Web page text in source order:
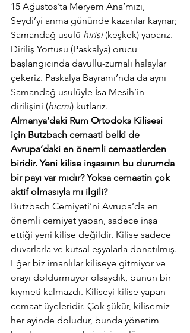
15 Ağustos’ta Meryem Ana’mızı,
Seydi’yi anma gününde kazanlar kaynar;
Samandağ usulü hırisi (keşkek) yaparız.
Diriliş Yortusu (Paskalya) orucu
başlangıcında davullu-zurnalı halaylar
çekeriz. Paskalya Bayramı’nda da aynı
Samandağ usulüyle İsa Mesih’in
dirilişini (hicmi) kutlarız.
Almanya’daki Rum Ortodoks Kilisesi
için Butzbach cemaati belki de
Avrupa’daki en önemli cemaatlerden
biridir. Yeni kilise inşasının bu durumda
bir payı var mıdır? Yoksa cemaatin çok
aktif olmasıyla mı ilgili?
Butzbach Cemiyeti’ni Avrupa’da en
önemli cemiyet yapan, sadece inşa
ettiği yeni kilise değildir. Kilise sadece
duvarlarla ve kutsal eşyalarla donatılmış.
Eğer biz imanlılar kiliseye gitmiyor ve
orayı doldurmuyor olsaydık, bunun bir
kıymeti kalmazdı. Kiliseyi kilise yapan
cemaat üyeleridir. Çok şükür, kilisemiz
her ayinde doludur, bunda yönetim